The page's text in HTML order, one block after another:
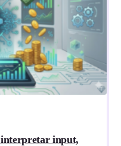
interpretar input,